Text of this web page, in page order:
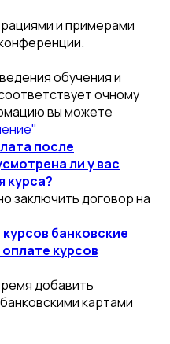
и примерами
обучения и
очному
вы можете
после
ли у вас
курса?
заключить договор на
банковские
курсов
добавить
картами